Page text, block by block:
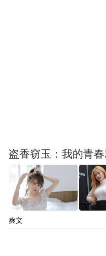
盗香窃玉：我的青
爽文